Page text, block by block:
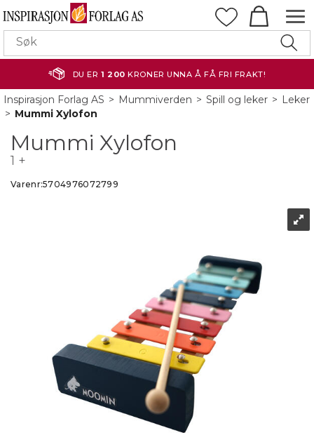
DU ER1 200 KRONER UNNA Å FÅ FRI FRAKT!
Inspirasjon Forlag AS> Mummiverden>Spill og leker> Leker
>Mummi Xylofon
Mummi Xylofon
1 +
Varenr:5704976072799